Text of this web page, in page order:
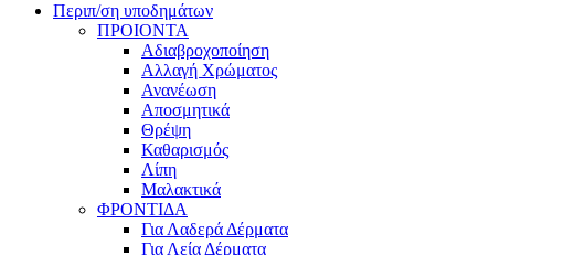
Περιπ/ση υποδημάτων
ΠΡΟΙΟΝΤΑ
Αδιαβροχοποίηση
Αλλαγή Χρώματος
Ανανέωση
Αποσμητικά
Θρέψη
Καθαρισμός
Λίπη
Μαλακτικά
ΦΡΟΝΤΙΔΑ
Για Λαδερά Δέρματα
Για Λεία Δέρματα